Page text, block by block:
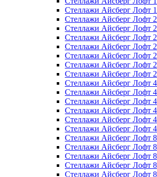
Стеллажи Айсберг Лофт
Стеллажи Айсберг Лофт
Стеллажи Айсберг Лофт
Стеллажи Айсберг Лофт
Стеллажи Айсберг Лофт
Стеллажи Айсберг Лофт
Стеллажи Айсберг Лофт
Стеллажи Айсберг Лофт
Стеллажи Айсберг Лофт
Стеллажи Айсберг Лофт
Стеллажи Айсберг Лофт
Стеллажи Айсберг Лофт
Стеллажи Айсберг Лофт
Стеллажи Айсберг Лофт
Стеллажи Айсберг Лофт
Стеллажи Айсберг Лофт
Стеллажи Айсберг Лофт
Стеллажи Айсберг Лофт
Стеллажи Айсберг Лофт